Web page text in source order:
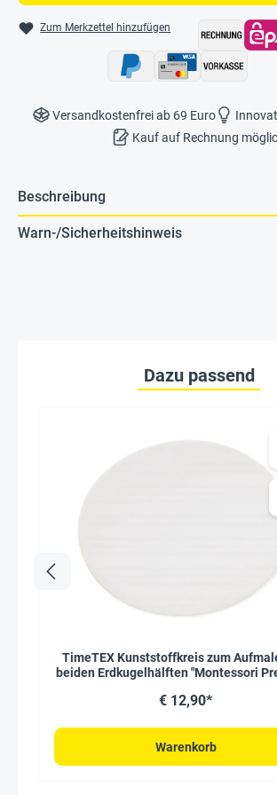
Zum Merkzettel hinzufügen
Versandkostenfrei ab 69 Euro
Kauf auf Rechnung
Beschreibung
Warn-/Sicherheitshinweis
Dazu passend
TimeTEX Kunststoffkreis zum
beiden Erdkugelhälften "Montessori
€ 12,90*
Warenkorb